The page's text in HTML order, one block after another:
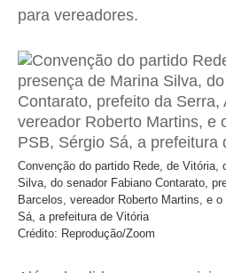
para vereadores.
Convenção do partido Rede, de Vitória,
Silva, do senador Fabiano Contarato,
Barcelos, vereador Roberto Martins, e
Sá, a prefeitura de Vitória
Crédito: Reprodução/Zoom